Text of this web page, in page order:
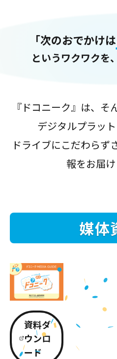
「次のおでかけは
というワクワクを
『ドコニーク』は、
デジタルプラット
ドライブにこだわらず
報をお届け
媒体
資料ダ
ウンロ
ード